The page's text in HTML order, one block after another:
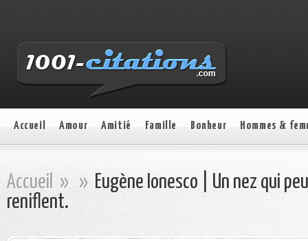
Accueil Amour Amitié Famille Bonheur Hommes &
Accueil » » Eugène Ionesco | Un nez qui
reniflent.